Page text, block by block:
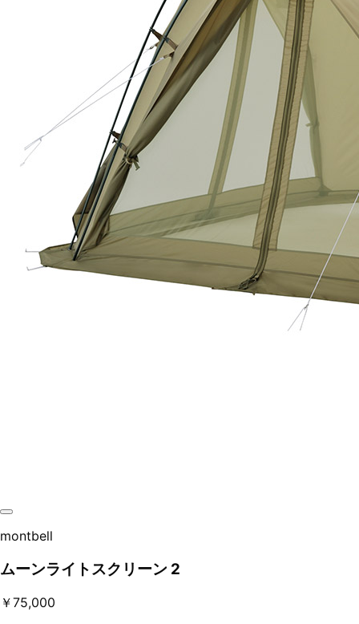
montbell
ムーンライトスクリーン 2
￥75,000